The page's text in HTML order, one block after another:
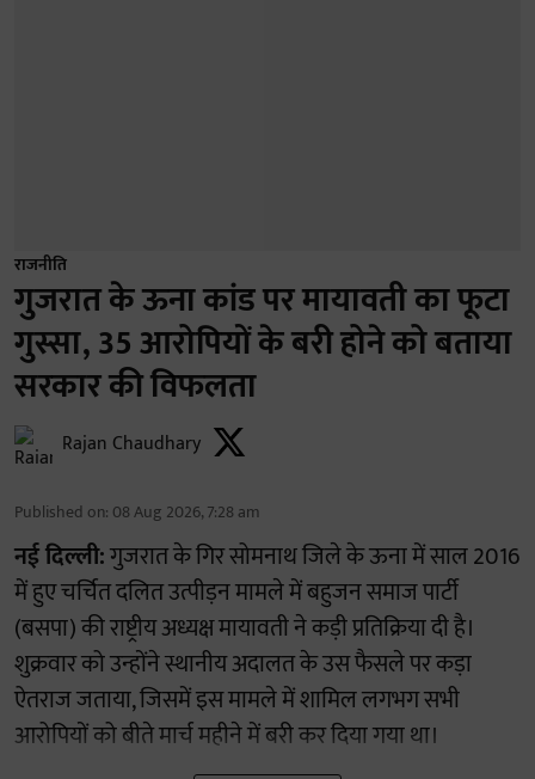
राजनीति
गुजरात के ऊना कांड पर मायावती का फूटा
गुस्सा, 35 आरोपियों के बरी होने को बताया
सरकार की विफलता
Rajan Chaudhary
Published on: 08 Aug 2026, 7:28 am
नई दिल्ली:गुजरात के गिर सोमनाथ जिले के ऊना में साल 2016
में हुए चर्चित दलित उत्पीड़न मामले में बहुजन समाज पार्टी
(बसपा) की राष्ट्रीय अध्यक्ष मायावती ने कड़ी प्रतिक्रिया दी है।
शुक्रवार को उन्होंने स्थानीय अदालत के उस फैसले पर कड़ा
ऐतराज जताया, जिसमें इस मामले में शामिल लगभग सभी
आरोपियों को बीते मार्च महीने में बरी कर दिया गया था।